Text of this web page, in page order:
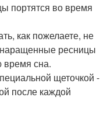
портятся во время
как пожелаете, не
ресницы
время сна.
щеточкой -
после каждой